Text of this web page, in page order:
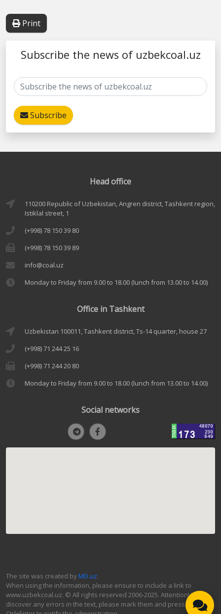
Print
Subscribe the news of uzbekcoal.uz
Subscribe
Head office
110200 Republic of Uzbekistan, Angren district, Tashkent region,
Istiklal street, 1
(+998) 78 150 39 80
(+998) 78 150 39 89
info@coal.uz
Monday to Friday from 9.00 to 18.00 (lunch from 13.00 to 14.00)
Office in Tashkent
Uzbekistan 100011, Tashkent district, Ts-14 quarter, house 27
(+998) 71 244 25 16
(+998) 71 244 20 80
Monday to Friday from 9.00 to 18.00 (lunch from 13.00 to 14.00)
Social networks
The site was created byMD.uz.
When using the information, please ensure to include a link to
www.uzbekcoal.uz. © All rights reserved 2006-2025. Attention! If you
discover any errors in the text, please mark them and press